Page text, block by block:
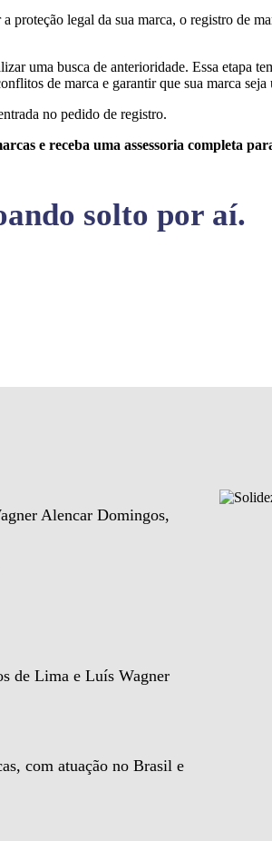
a proteção legal da sua marca, o registro de
uma busca de anterioridade. Essa etapa
de marca e garantir que sua marca
no pedido de registro.
e receba uma assessoria completa
solto por aí.
Alencar Domingos,
de Lima e Luís Wagner
com atuação no Brasil e